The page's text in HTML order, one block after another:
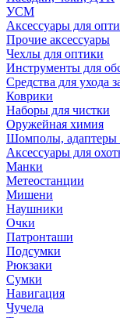
УСМ
Аксессуары для
Прочие аксессуары
Чехлы для оптики
Инструменты для
Средства для ухода
Коврики
Наборы для чистки
Оружейная химия
Шомполы, адаптеры
Аксессуары для
Манки
Метеостанции
Мишени
Наушники
Очки
Патронташи
Подсумки
Рюкзаки
Сумки
Навигация
Чучела